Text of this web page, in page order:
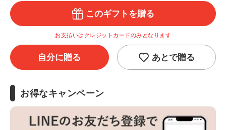
このギフトを贈る
お支払いはクレジットカードのみとなります
自分に贈る あとで贈る
お得なキャンペーン